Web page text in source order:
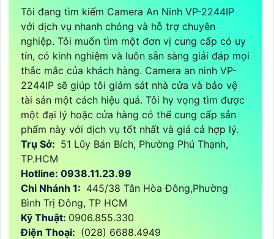
Tôi đang tìm kiếm Camera An Ninh VP-2244IP
với dịch vụ nhanh chóng và hỗ trợ chuyên
nghiệp. Tôi muốn tìm một đơn vị cung cấp có uy
tín, có kinh nghiệm và luôn sẵn sàng giải đáp mọi
thắc mắc của khách hàng. Camera an ninh VP-
2244IP sẽ giúp tôi giám sát nhà cửa và bảo vệ
tài sản một cách hiệu quả. Tôi hy vọng tìm được
một đại lý hoặc cửa hàng có thể cung cấp sản
phẩm này với dịch vụ tốt nhất và giá cả hợp lý.
Trụ Sở: 51 Lũy Bán Bích, Phường Phú Thạnh,
TP.HCM
Hotline: 0938.11.23.99
Chi Nhánh 1: 445/38 Tân Hòa Đông,Phường
Bình Trị Đông, TP HCM
Kỹ Thuật: 0906.855.330
Điện Thoại: (028) 6688.4949